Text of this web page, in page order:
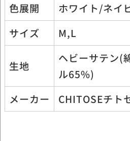
色展開
ホワイト/ネイ
サイズ
M,L
生地
ヘビーサテン
ル65%)
メーカー
CHITOSEチト